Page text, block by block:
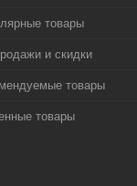
товары
и скидки
товары
товары